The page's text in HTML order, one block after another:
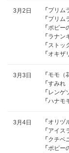
3月2日 「 プリム
「 プリム
「 ポピー
「 ラナン
「 ストッ
「 オキザ
3月3日 「 モモ（
「 すみれ
「 レンゲ
「 ハナモ
3月4日 「 オリヅ
「 アイス
「 クチベ
「 ポピー